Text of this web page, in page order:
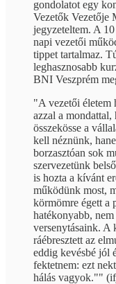
gondolatot egy
Vezetők Vezetője
jegyzeteltem. A
napi vezetői
tippet tartalmaz.
leghasznosabb
BNI Veszprém
"A vezetői életem
azzal a
összekösse a
kell néznünk,
borzasztóan sok
szervezetünk
is hozta a kívánt
működünk most,
körmömre égett a
hatékonyabb,
versenytásaink. A
ráébresztett az
eddig kevésbé jól
fektetnem: ezt
hálás vagyok.""